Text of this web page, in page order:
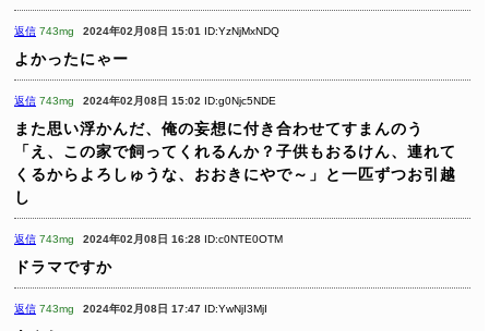
返信 743mg 2024年02月08日 15:01 ID:YzNjMxNDQ
よかったにゃー
返信 743mg 2024年02月08日 15:02 ID:g0Njc5NDE
また思い浮かんだ、俺の妄想に付き合わせてすまんのう
「え、この家で飼ってくれるんか？子供もおるけん、連れて
くるからよろしゅうな、おおきにやで～」と一匹ずつお引越
し
返信 743mg 2024年02月08日 16:28 ID:c0NTE0OTM
ドラマですか
返信 743mg 2024年02月08日 17:47 ID:YwNjI3MjI